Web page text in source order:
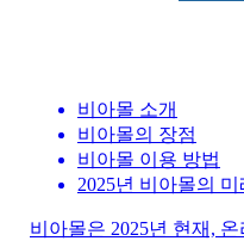
비아몰 소개
비아몰의 장점
비아몰 이용 방법
2025년 비아몰의 미
비아몰은 2025년 현재,